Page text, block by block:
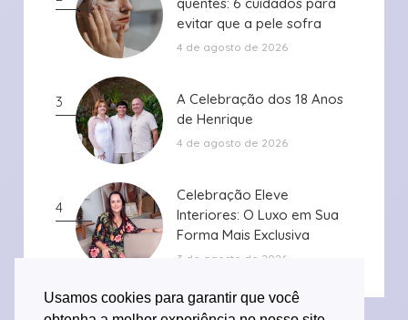
Usamos cookies para garantir que você
evitar que a pele sofra
durante ...
evitar que a pele sofra
durante ...
4 de agosto de 2026
3
A Celebração dos 18 Anos
de Henrique
A Celebração dos 18 Anos
de Henrique
4 de agosto de 2026
4
Celebração Eleve
Interiores: O Luxo em Sua
Forma Mais Exclusiva
Celebração Eleve
Interiores: O Luxo em Sua
Forma Mais Exclusiva
3 de agosto de 2026